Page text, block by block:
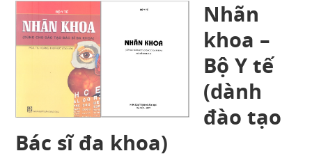
Nhãn
khoa –
Bộ Y tế
(dành
đào tạo
Bác sĩ đa khoa)